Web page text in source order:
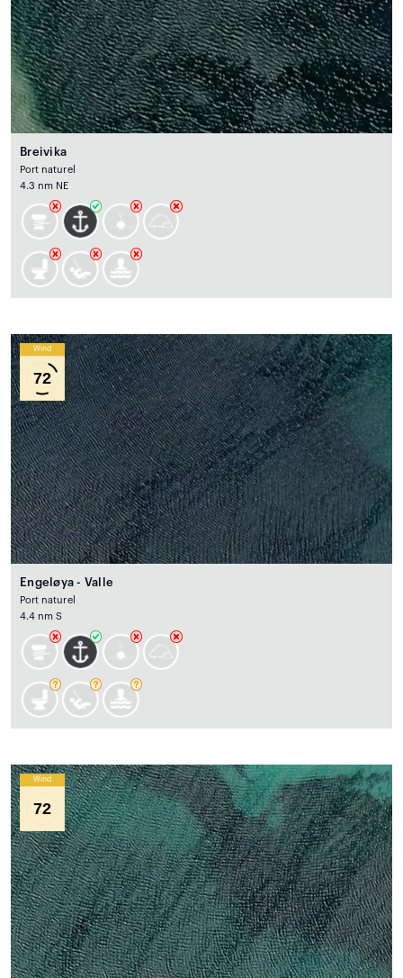
Breivika
Port naturel
4.3 nm NE
Wind
72
Engeløya - Valle
Port naturel
4.4 nm S
Wind
72